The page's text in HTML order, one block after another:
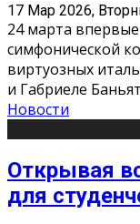
17 Мар 2026,
24 марта
симфонической
виртуозных
и Габриеле
Новости
Открывая
для